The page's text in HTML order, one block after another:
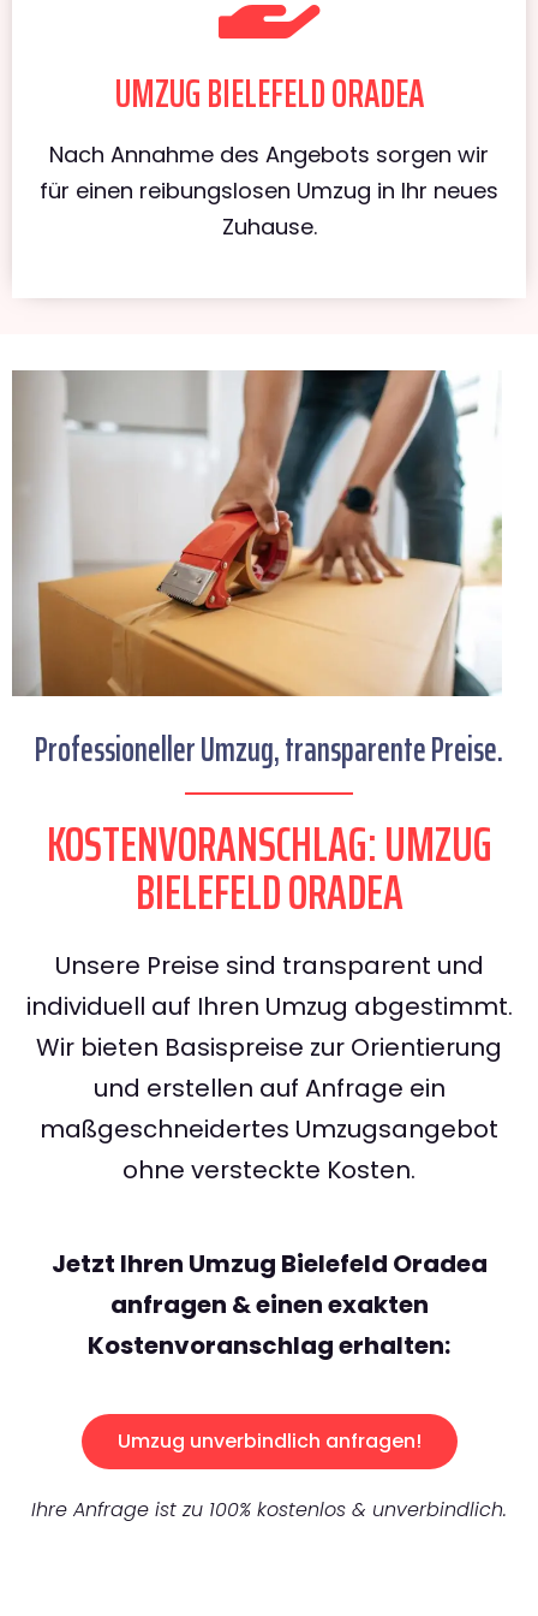
UMZUG BIELEFELD ORADEA
Nach Annahme des Angebots sorgen wir
für einen reibungslosen Umzug in Ihr neues
Zuhause.
Professioneller Umzug, transparente Preise.
KOSTENVORANSCHLAG: UMZUG
BIELEFELD ORADEA
Unsere Preise sind transparent und
individuell auf Ihren Umzug abgestimmt.
Wir bieten Basispreise zur Orientierung
und erstellen auf Anfrage ein
maßgeschneidertes Umzugsangebot
ohne versteckte Kosten.
Jetzt Ihren Umzug Bielefeld Oradea
anfragen & einen exakten
Kostenvoranschlag erhalten:
Umzug unverbindlich anfragen!
Ihre Anfrage ist zu 100% kostenlos & unverbindlich.